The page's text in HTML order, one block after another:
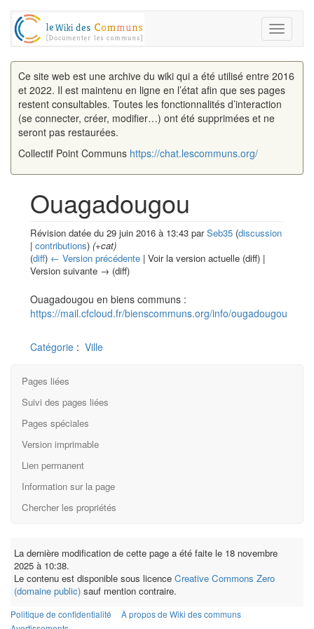
Toggle
Ce site web est une archive du wiki qui a été utilisé entre 2016
et 2022. Il est maintenu en ligne en l’état afin que ses pages
restent consultables. Toutes les fonctionnalités d’interaction
(se connecter, créer, modifier…) ont été supprimées et ne
seront pas restaurées.
Collectif Point Communs https://chat.lescommuns.org/
Ouagadougou
Révision datée du 29 juin 2016 à 13:43 parSeb35 (discussion
| contributions) (+cat)
(diff) ← Version précédente | Voir la version actuelle (diff) |
Version suivante → (diff)
Ouagadougou en biens communs :
https://mail.cfcloud.fr/bienscommuns.org/info/ougadougou
Catégorie : Ville
Pages liées
Suivi des pages liées
Pages spéciales
Version imprimable
Lien permanent
Information sur la page
Chercher les propriétés
La dernière modification de cette page a été faite le 18 novembre
2025 à 10:38.
Le contenu est disponible sous licence Creative Commons Zero
(domaine public) sauf mention contraire.
Politique de confidentialité
À propos de Wiki des communs